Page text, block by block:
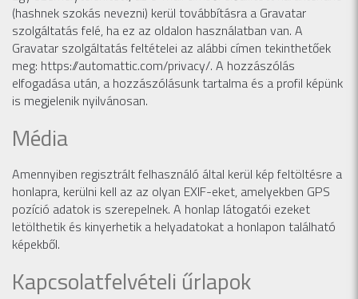
(hashnek szokás nevezni) kerül továbbításra a Gravatar
szolgáltatás felé, ha ez az oldalon használatban van. A
Gravatar szolgáltatás feltételei az alábbi címen tekinthetőek
meg: https://automattic.com/privacy/. A hozzászólás
elfogadása után, a hozzászólásunk tartalma és a profil képünk
is megjelenik nyilvánosan.
Média
Amennyiben regisztrált felhasználó által kerül kép feltöltésre a
honlapra, kerülni kell az az olyan EXIF-eket, amelyekben GPS
pozíció adatok is szerepelnek. A honlap látogatói ezeket
letölthetik és kinyerhetik a helyadatokat a honlapon található
képekből.
Kapcsolatfelvételi űrlapok